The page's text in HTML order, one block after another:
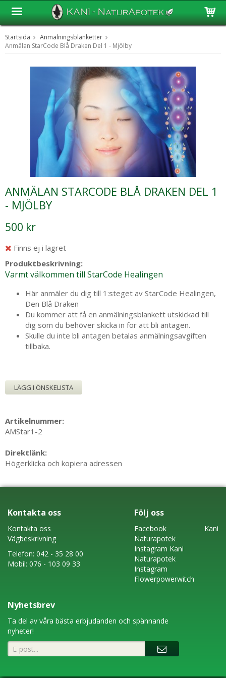
Produkten har blivit tillagd i varukorgen
Startsida
Anmälningsblanketter
Anmälan StarCode Blå Draken Del 1 - Mjölby
ANMÄLAN STARCODE BLÅ DRAKEN DEL 1
- MJÖLBY
500 kr
Finns ej i lagret
Produktbeskrivning:
Varmt välkommen till StarCode Healingen
Här anmäler du dig till 1:steget av StarCode Healingen,
Den Blå Draken
Du kommer att få en anmälningsblankett utskickad till
dig som du behöver skicka in för att bli antagen.
Skulle du inte bli antagen betalas anmälningsavgiften
tillbaka.
LÄGG I ÖNSKELISTA
Artikelnummer:
AMStar1-2
Direktlänk:
Högerklicka och kopiera adressen
Kontakta oss
Kontakta oss
Vägbeskrivning
Telefon: 042 - 35 28 00
Mobil: 076 - 103 09 33
Följ oss
FacebookKani
Naturapotek
Instagram Kani
Naturapotek
Instagram
Flowerpowerwitch
Nyhetsbrev
Ta del av våra bästa erbjudanden och spännande
nyheter!